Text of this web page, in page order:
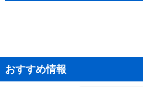
おすすめ情報